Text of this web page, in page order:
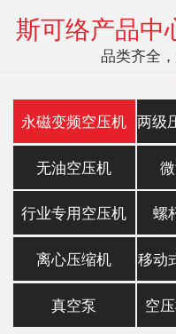
斯可络产品中
品类齐全
永磁变频空压机
无油空压机
行业专用空压机 螺
离心压缩机 移动
真空泵 空